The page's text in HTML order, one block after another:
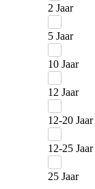
2 Jaar
5 Jaar
10 Jaar
12 Jaar
12-20 Jaar
12-25 Jaar
25 Jaar